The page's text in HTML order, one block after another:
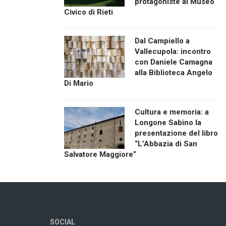
Civico di Rieti
Dal Campiello a
Vallecupola: incontro
con Daniele Camagna
alla Biblioteca Angelo
Di Mario
Cultura e memoria: a
Longone Sabino la
presentazione del libro
“L’Abbazia di San
Salvatore Maggiore”
SOCIAL